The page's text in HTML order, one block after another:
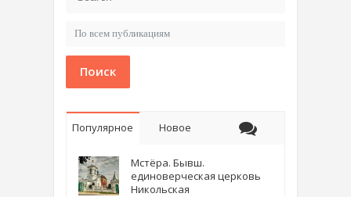
Поиск
Популярное Новое
Мстёра. Бывш.
единоверческая церковь
Никольская